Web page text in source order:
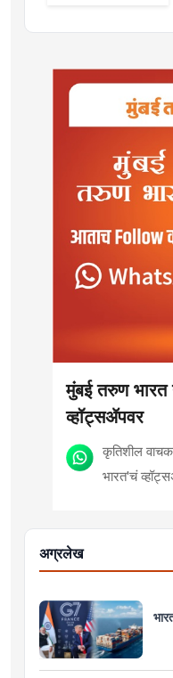
मुंबई तरुण भारत
व्हॉट्सॲपवर
कृतिशील
भारत'चं
अग्रलेख